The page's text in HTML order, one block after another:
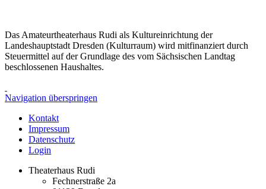
Das Amateurtheaterhaus Rudi als Kultureinrichtung der
Landeshauptstadt Dresden (Kulturraum) wird mitfinanziert durch
Steuermittel auf der Grundlage des vom Sächsischen Landtag
beschlossenen Haushaltes.
Navigation überspringen
Kontakt
Impressum
Datenschutz
Login
Theaterhaus Rudi
Fechnerstraße 2a